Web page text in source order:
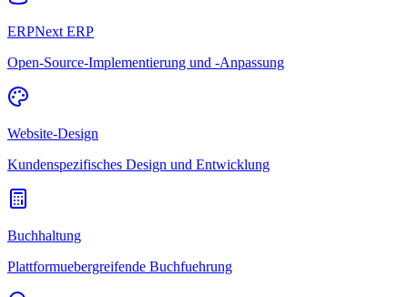
ERPNext ERP
Open-Source-Implementierung und -Anpassung
Website-Design
Kundenspezifisches Design und Entwicklung
Buchhaltung
Plattformuebergreifende Buchfuehrung